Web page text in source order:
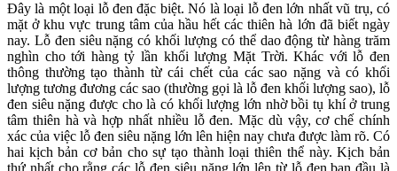
Đây là một loại lỗ đen đặc biệt. Nó là loại lỗ đen lớn nhất vũ trụ, có
mặt ở khu vực trung tâm của hầu hết các thiên hà lớn đã biết ngày
nay. Lỗ đen siêu nặng có khối lượng có thể dao động từ hàng trăm
nghìn cho tới hàng tỷ lần khối lượng Mặt Trời. Khác với lỗ đen
thông thường tạo thành từ cái chết của các sao nặng và có khối
lượng tương đương các sao (thường gọi là lỗ đen khối lượng sao), lỗ
đen siêu nặng được cho là có khối lượng lớn nhờ bồi tụ khí ở trung
tâm thiên hà và hợp nhất nhiều lỗ đen. Mặc dù vậy, cơ chế chính
xác của việc lỗ đen siêu nặng lớn lên hiện nay chưa được làm rõ. Có
hai kịch bản cơ bản cho sự tạo thành loại thiên thể này. Kịch bản